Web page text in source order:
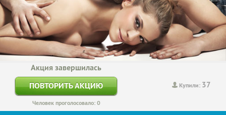
Купили: 37
Акция завершилась
ПОВТОРИТЬ АКЦИЮ
Человек проголосовало: 0